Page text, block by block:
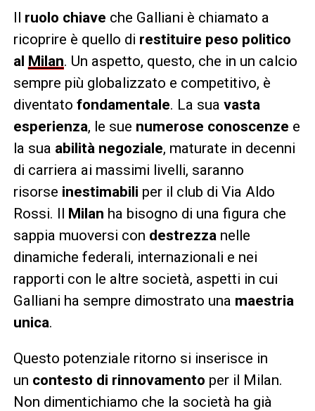
Il ruolo chiave che Galliani è chiamato a
ricoprire è quello di restituire peso politico
al Milan. Un aspetto, questo, che in un calcio
sempre più globalizzato e competitivo, è
diventato fondamentale. La sua vasta
esperienza, le sue numerose conoscenze e
la sua abilità negoziale, maturate in decenni
di carriera ai massimi livelli, saranno
risorse inestimabili per il club di Via Aldo
Rossi. Il Milan ha bisogno di una figura che
sappia muoversi con destrezza nelle
dinamiche federali, internazionali e nei
rapporti con le altre società, aspetti in cui
Galliani ha sempre dimostrato una maestria
unica.
Questo potenziale ritorno si inserisce in
un contesto di rinnovamento per il Milan.
Non dimentichiamo che la società ha già